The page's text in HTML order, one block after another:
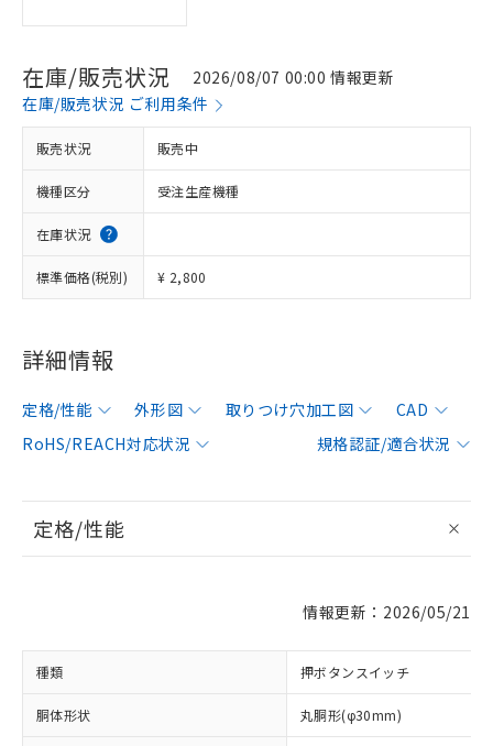
在庫/販売状況
2026/08/07 00:00 情報更新
在庫/販売状況 ご利用条件
販売状況 販売中
機種区分 受注生産機種
在庫状況
標準価格(税別) ¥ 2,800
詳細情報
定格/性能 外形図 取りつけ穴加工図
CAD
RoHS/REACH対応状況
規格認証/適合状況
定格/性能
情報更新：2026/05/21
種類 押ボタンスイッチ
胴体形状 丸胴形(φ30mm)